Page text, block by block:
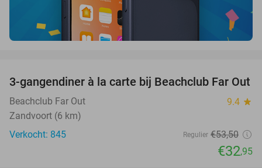
38%
3-gangendiner à la carte bij Beachclub Far Out
Beachclub Far Out 9.4 star
Zandvoort (6 km)
Verkocht: 845
Regulier €53,50
€32,95